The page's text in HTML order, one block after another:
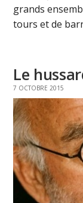
grands
tours et de
Le
7 OCTOBRE 2015